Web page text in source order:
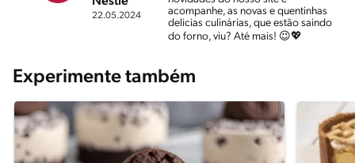
22.05.2024
acompanhe, as novas e quentinhas
delicias culinárias, que estão saindo
do forno, viu? Até mais! 😉💖
Experimente também